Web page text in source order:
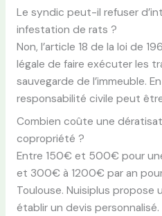
Le syndic peut-il refuser
infestation de rats ?
Non, l’article 18 de la loi de
légale de faire exécuter les
sauvegarde de l’immeuble.
responsabilité civile peut
Combien coûte une
copropriété ?
Entre 150€ et 500€ pour
et 300€ à 1200€ par an
Toulouse. Nuisiplus
établir un devis personnalisé.